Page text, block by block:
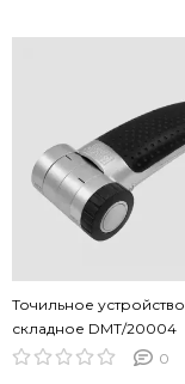
Точильное устройство
складное DMT/20004
0